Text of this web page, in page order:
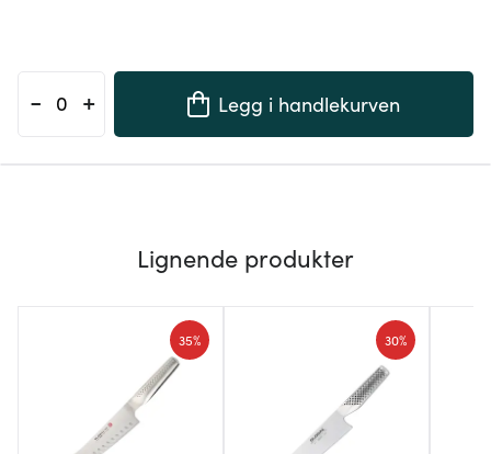
- + Legg i handlekurven
Lignende produkter
35% 30%